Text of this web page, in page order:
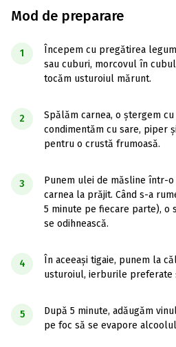
Mod de preparare
1
Începem cu pregătirea
sau cuburi, morcovul în
tocăm usturoiul mărunt.
2
Spălăm carnea, o ștergem
condimentăm cu sare, piper
pentru o crustă frumoasă.
3
Punem ulei de măsline într-o
carnea la prăjit. Când s-a
5 minute pe fiecare parte), o
se odihnească.
4
În aceeași tigaie, punem la
usturoiul, ierburile preferate
5
După 5 minute, adăugăm
pe foc să se evapore